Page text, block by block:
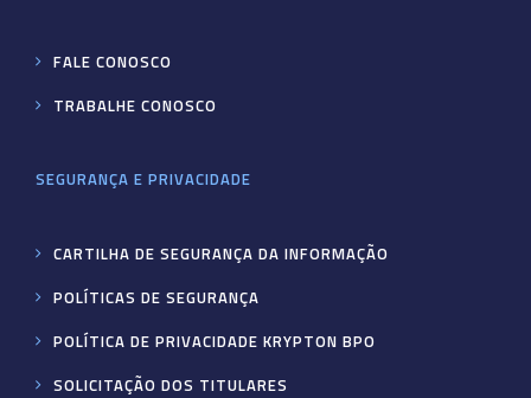
FALE CONOSCO
TRABALHE CONOSCO
SEGURANÇA E PRIVACIDADE
CARTILHA DE SEGURANÇA DA INFORMAÇÃO
POLÍTICAS DE SEGURANÇA
POLÍTICA DE PRIVACIDADE KRYPTON BPO
SOLICITAÇÃO DOS TITULARES